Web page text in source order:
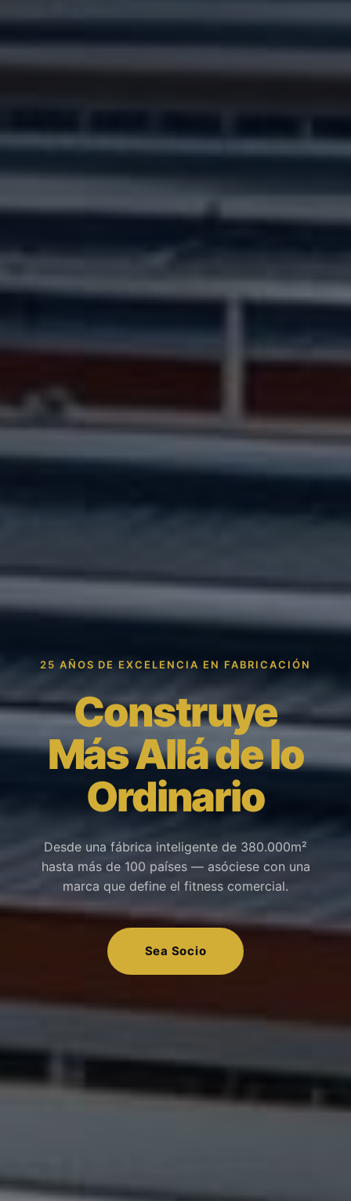
25 AÑOS DE EXCELENCIA EN FABRICACIÓN
Construye
Más Allá de lo
Ordinario
Desde una fábrica inteligente de 380.000m²
hasta más de 100 países — asóciese con una
marca que define el fitness comercial.
Sea Socio